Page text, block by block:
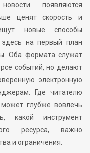
появляются
ценят скорость и
новые способы
здесь на первый план
Оба формата служат
событий, но делают
электронную
Где читателю
глубже вовлечь
какой инструмент
ресурса, важно
и ограничения.